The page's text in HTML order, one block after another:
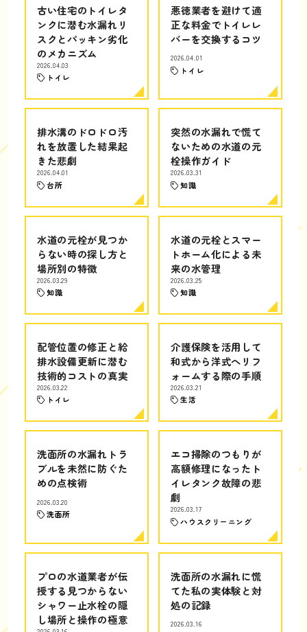
古い住宅のトイレタ
ンクに潜む水漏れリ
スクとパッキン劣化
のメカニズム
2026.04.03
トイレ
悪徳業者を避けて適
正な料金でトイレレ
バーを交換するコツ
2026.04.01
トイレ
排水溝のドロドロ汚
れを放置した結果起
きた悲劇
2026.04.01
台所
突然の水漏れで慌て
ないための水道の元
栓操作ガイド
2026.03.31
知識
水道の元栓が見つか
らない時の探し方と
場所別の特徴
2026.03.29
知識
水道の元栓とスマー
トホーム化による未
来の水管理
2026.03.25
知識
配管位置の修正と給
排水設備更新に潜む
技術的コストの真実
2026.03.22
トイレ
介護保険を活用して
和式から洋式へリフ
ォームする際の手順
2026.03.21
生活
洗面所の水漏れトラ
ブルを未然に防ぐた
めの点検術
2026.03.20
洗面所
エコ掃除のつもりが
高額修理になったト
イレタンク故障の悲
劇
2026.03.17
ハウスクリーニング
プロの水道業者が伝
授する見つからない
シャワー止水栓の隠
し場所と操作の極意
洗面所の水漏れに慌
てた私の実体験と対
処の記録
2026.03.16